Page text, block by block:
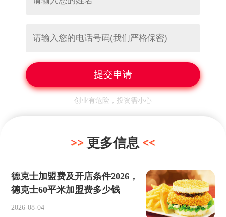
创业有危险，投资需小心
更多信息
德克士加盟费及开店条件2026，
德克士60平米加盟费多少钱
2026-08-04